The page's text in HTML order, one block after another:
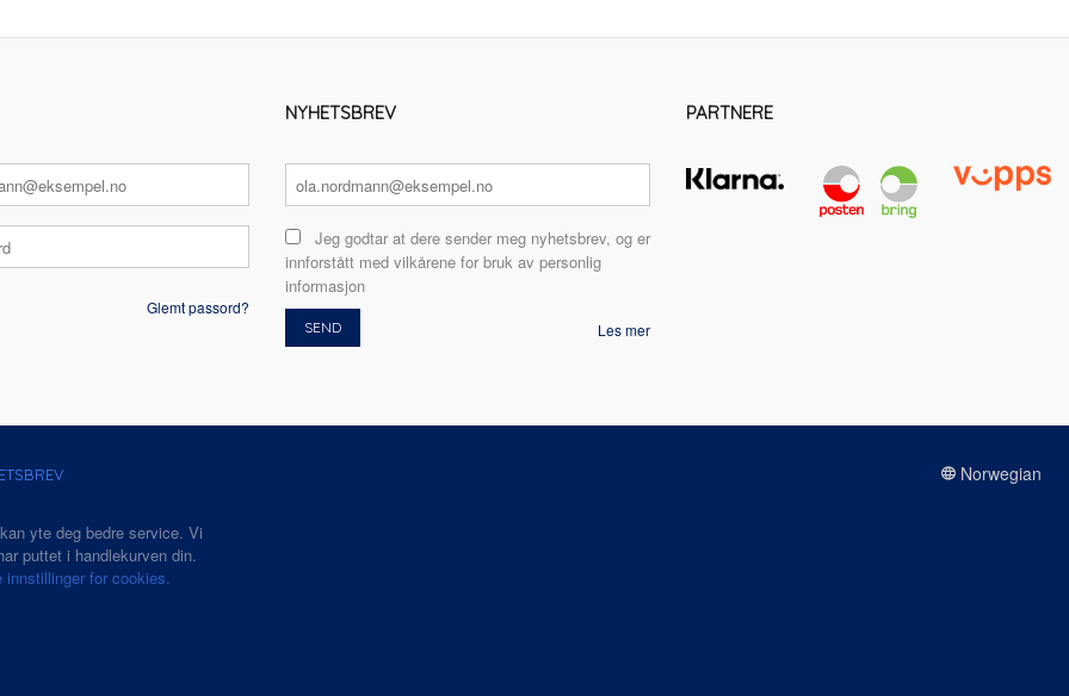
Glemt passord?
NYHETSBREV
Jeg godtar at dere sender meg nyhetsbrev, og er
innforstått med vilkårene for bruk av personlig
informasjon
Les mer
PARTNERE
Norwegian
yte deg bedre service. Vi
puttet i handlekurven din.
innstillinger for cookies.